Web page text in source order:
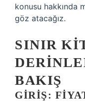
konusu hakkında
göz atacağız.
SINIR
BAKIŞ
GIRIŞ: